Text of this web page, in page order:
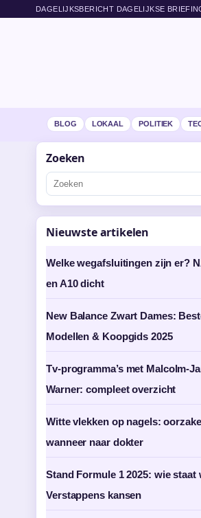
DAGELIJKSBERICHT DAGELIJKSE
BLOG LOKAAL POLITIEK
Zoeken
Nieuwste artikelen
Welke wegafsluitingen zijn er?
en A10 dicht
New Balance Zwart Dames:
Modellen & Koopgids 2025
Tv-programma’s met Malcolm-
Warner: compleet overzicht
Witte vlekken op nagels:
wanneer naar dokter
Stand Formule 1 2025: wie staat
Verstappens kansen